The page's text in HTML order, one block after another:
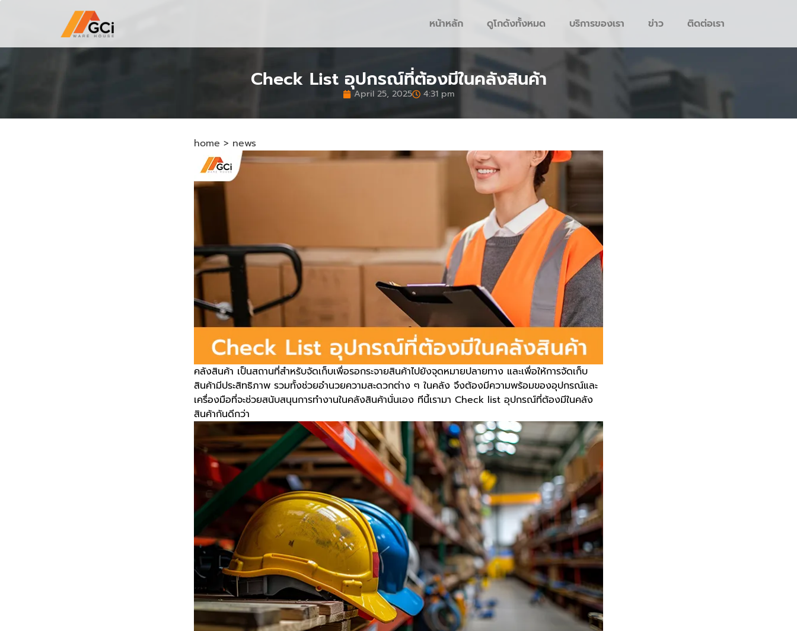
หน้าหลัก ดูโกดังทั้งหมด บริการของเรา ข่าว ติดต่อเรา
Check List อุปกรณ์ที่ต้องมีในคลังสินค้า
April 25, 2025 4:31 pm
home > news
คลังสินค้า เป็นสถานที่สำหรับจัดเก็บเพื่อรอกระจายสินค้าไปยังจุดหมายปลายทาง และเพื่อให้การจัดเก็บ
สินค้ามีประสิทธิภาพ รวมทั้งช่วยอำนวยความสะดวกต่าง ๆ ในคลัง จึงต้องมีความพร้อมของอุปกรณ์และ
เครื่องมือที่จะช่วยสนับสนุนการทำงานในคลังสินค้านั่นเอง ทีนี้เรามา Check list อุปกรณ์ที่ต้องมีในคลัง
สินค้ากันดีกว่า